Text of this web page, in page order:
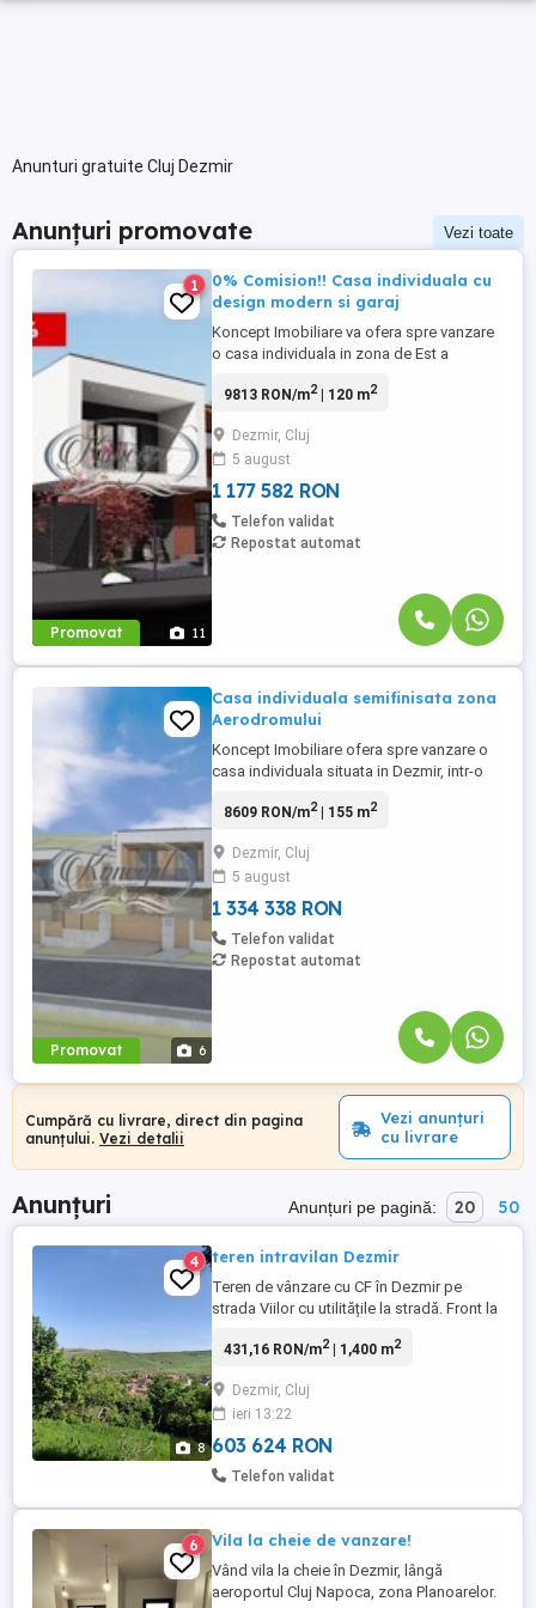
Anunturi gratuite Cluj Dezmir
Anunțuri promovate Vezi toate
Promovat 11
1
0% Comision!! Casa individuala cu
design modern si garaj
Koncept Imobiliare va ofera spre vanzare
o casa individuala in zona de Est a
amplasat pe un teren in suprafata de 467
de 120 mp utili, este compus din: 4
camere, 3 bai, bucatarie, hol, casa scarii si
un garaj la nivelul ...
9813 RON/m2| 120 m2
Dezmir, Cluj
5 august
1 177 582 RON
Telefon validat
Repostat automat
Promovat 6
Casa individuala semifinisata zona
Aerodromului
Koncept Imobiliare ofera spre vanzare o
casa individuala situata in Dezmir, intr-o
Aerodrom. Pozitionarea proprietatii
dar pastreaza avantajele unui cadru
natural aerisit, ferit de agitatia urbana si cu
orientare mixta ...
8609 RON/m2| 155 m2
Dezmir, Cluj
5 august
1 334 338 RON
Telefon validat
Repostat automat
Cumpără cu livrare, direct din pagina
anunțului. Vezi detalii
Vezi anunțuri
cu livrare
Anunțuri Anunțuri pe pagină: 20 50
8
4 teren intravilan Dezmir
Teren de vânzare cu CF în Dezmir pe
strada Viilor cu utilitățile la stradă. Front la
bună, cu priveliște deosebită, vis a vis de
clădirea primăriei. Este construit cămin și
este conectat la rețeaua de apă. Terenul
are mare potențial ...
431,16 RON/m2| 1,400 m2
Dezmir, Cluj
ieri 13:22
603 624 RON
Telefon validat
6 Vila la cheie de vanzare!
Vând vila la cheie în Dezmir, lângă
aeroportul Cluj Napoca, zona Planoarelor.